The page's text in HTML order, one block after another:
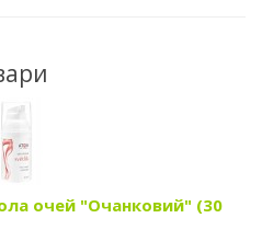
очей "Очанковий" (30